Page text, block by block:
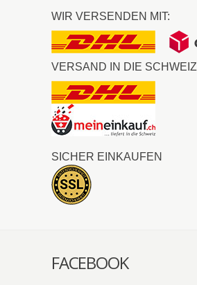
WIR VERSENDEN MIT:
VERSAND IN DIE SCHWEIZ
SICHER EINKAUFEN
FACEBOOK